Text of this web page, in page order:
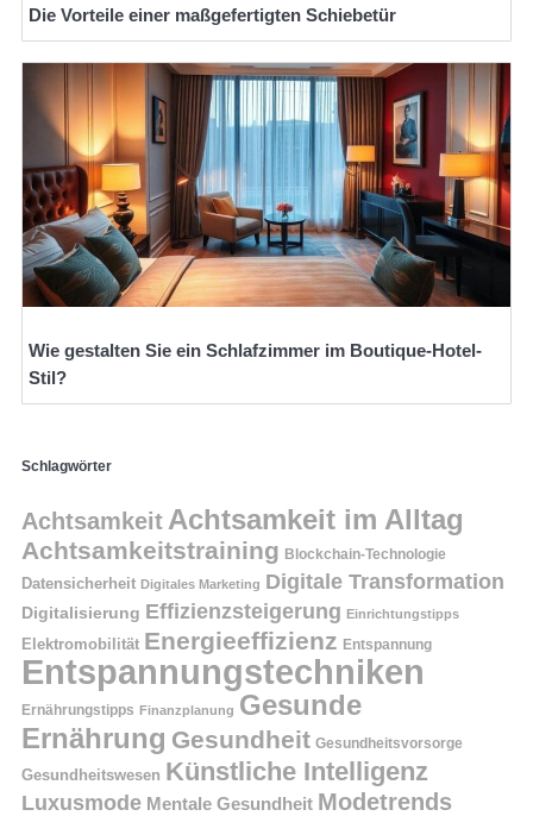
Die Vorteile einer maßgefertigten Schiebetür
Wie gestalten Sie ein Schlafzimmer im Boutique-Hotel-
Stil?
Schlagwörter
Achtsamkeit Achtsamkeit im Alltag
Achtsamkeitstraining Blockchain-Technologie
Datensicherheit Digitales Marketing Digitale Transformation
Digitalisierung Effizienzsteigerung Einrichtungstipps
Elektromobilität Energieeffizienz Entspannung
Entspannungstechniken
Ernährungstipps Finanzplanung Gesunde
Ernährung Gesundheit Gesundheitsvorsorge
Gesundheitswesen Künstliche Intelligenz
Luxusmode Mentale Gesundheit Modetrends